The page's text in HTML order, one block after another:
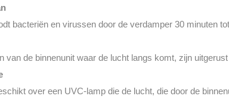
bacteriën en virussen door de verdamper 30 minuten
van de binnenunit waar de lucht langs komt, zijn
over een UVC-lamp die de lucht, die door de